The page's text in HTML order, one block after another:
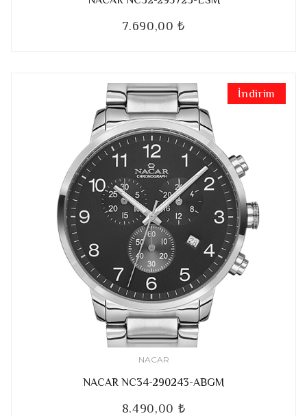
7.690,00 ₺
İndirim
NACAR
NACAR NC34-290243-ABGM
8.490,00 ₺